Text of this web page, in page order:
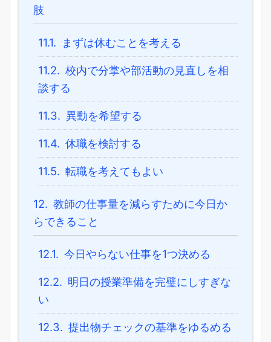
肢
11.1. まずは休むことを考える
11.2. 校内で分掌や部活動の見直しを相
談する
11.3. 異動を希望する
11.4. 休職を検討する
11.5. 転職を考えてもよい
12. 教師の仕事量を減らすために今日か
らできること
12.1. 今日やらない仕事を1つ決める
12.2. 明日の授業準備を完璧にしすぎな
い
12.3. 提出物チェックの基準をゆるめる